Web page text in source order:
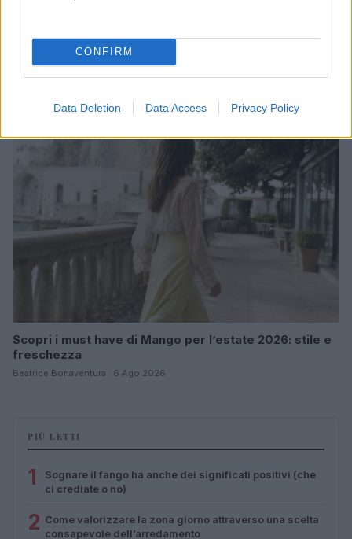
CONFIRM
Data Deletion Data Access Privacy Policy
Come riconoscere e risolvere i problemi della lavanda
nel tuo giardino
Scopri i must have di Mango per l’estate 2026: stile e
freschezza
Beatrice Bonaventura · 6 Ago 2026
PIÙ LETTI
1
Sognare il fango ha anche dei significati positivi (che
ci crediate o no)
2 Come valorizzare la zona giorno attraverso una scelta
consapevole dell’arredamento